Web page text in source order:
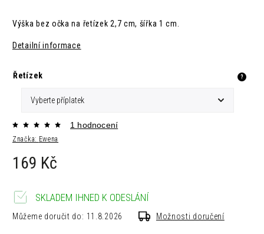
Výška bez očka na řetízek 2,7 cm, šířka 1 cm.
Detailní informace
Řetízek ?
Značka: Ewena
1 hodnocení
169 Kč
SKLADEM IHNED K ODESLÁNÍ
Můžeme doručit do: 11.8.2026 Možnosti doručení